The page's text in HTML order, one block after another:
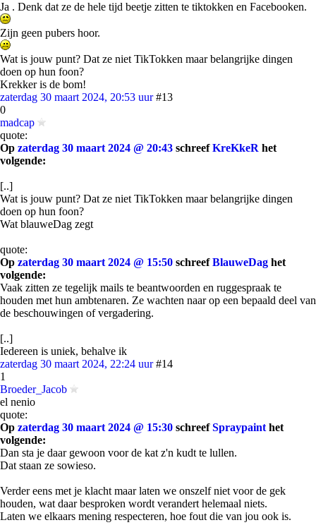
Ja . Denk dat ze de hele tijd beetje zitten te tiktokken en Facebooken.
Zijn geen pubers hoor.
Wat is jouw punt? Dat ze niet TikTokken maar belangrijke dingen
doen op hun foon?
Krekker is de bom!
zaterdag 30 maart 2024, 20:53 uur #13
0
madcap
quote:
Op zaterdag 30 maart 2024 @ 20:43 schreefKreKkeR het
volgende:
[..]
Wat is jouw punt? Dat ze niet TikTokken maar belangrijke dingen
doen op hun foon?
Wat blauweDag zegt
quote:
Op zaterdag 30 maart 2024 @ 15:50 schreefBlauweDag het
volgende:
Vaak zitten ze tegelijk mails te beantwoorden en ruggespraak te
houden met hun ambtenaren. Ze wachten naar op een bepaald deel van
de beschouwingen of vergadering.
[..]
Iedereen is uniek, behalve ik
zaterdag 30 maart 2024, 22:24 uur #14
1
Broeder_Jacob
el nenio
quote:
Op zaterdag 30 maart 2024 @ 15:30 schreefSpraypaint het
volgende:
Dan sta je daar gewoon voor de kat z'n kudt te lullen.
Dat staan ze sowieso.
Verder eens met je klacht maar laten we onszelf niet voor de gek
houden, wat daar besproken wordt verandert helemaal niets.
Laten we elkaars mening respecteren, hoe fout die van jou ook is.